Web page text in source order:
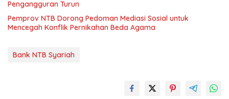
Pengangguran Turun
Pemprov NTB Dorong Pedoman Mediasi Sosial untuk
Mencegah Konflik Pernikahan Beda Agama
Bank NTB Syariah